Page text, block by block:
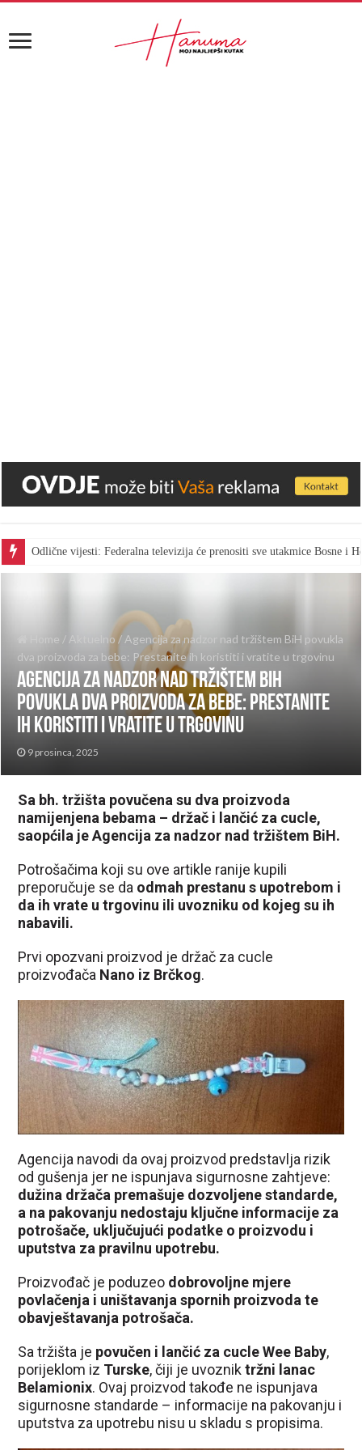
Odlične vijesti: Federalna televizija će prenositi sve utakmice Bosne i
Home / Aktuelno / Agencija za nadzor nad tržištem BiH povukla
dva proizvoda za bebe: Prestanite ih koristiti i vratite u trgovinu
Agencija za nadzor nad tržištem BiH
povukla dva proizvoda za bebe: Prestanite
ih koristiti i vratite u trgovinu
9 prosinca, 2025
Sa bh. tržišta povučena su dva proizvoda
namijenjena bebama – držač i lančić za cucle,
saopćila je Agencija za nadzor nad tržištem BiH.
Potrošačima koji su ove artikle ranije kupili
preporučuje se da odmah prestanu s upotrebom i
da ih vrate u trgovinu ili uvozniku od kojeg su ih
nabavili.
Prvi opozvani proizvod je držač za cucle
proizvođača Nano iz Brčkog.
Agencija navodi da ovaj proizvod predstavlja rizik
od gušenja jer ne ispunjava sigurnosne zahtjeve:
dužina držača premašuje dozvoljene standarde,
a na pakovanju nedostaju ključne informacije za
potrošače, uključujući podatke o proizvodu i
uputstva za pravilnu upotrebu.
Proizvođač je poduzeo dobrovoljne mjere
povlačenja i uništavanja spornih proizvoda te
obavještavanja potrošača.
Sa tržišta je povučen i lančić za cucle Wee Baby,
porijeklom iz Turske, čiji je uvozniktržni lanac
Belamionix. Ovaj proizvod takođe ne ispunjava
sigurnosne standarde – informacije na pakovanju i
uputstva za upotrebu nisu u skladu s propisima.